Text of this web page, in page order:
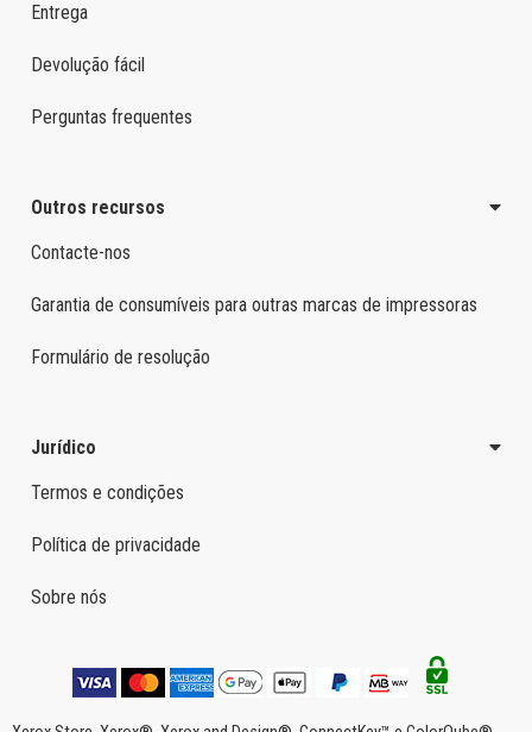
Entrega
Devolução fácil
Perguntas frequentes
Outros recursos
Contacte-nos
Garantia de consumíveis para outras marcas de impressoras
Formulário de resolução
Jurídico
Termos e condições
Política de privacidade
Sobre nós